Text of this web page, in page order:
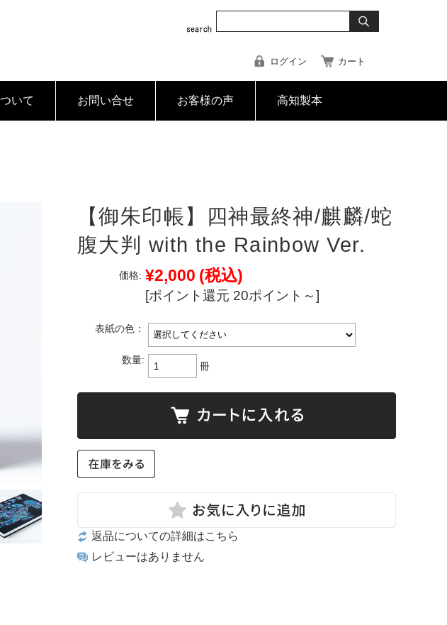
ログイン カート
いて お問い合せ お客様の声 高知製本
【御朱印帳】四神最終神/麒麟/蛇
腹大判 with the Rainbow Ver.
価格: ¥2,000 (税込)
[ポイント還元 20ポイント～]
表紙の色：
数量:
冊
返品についての詳細はこちら
レビューはありません